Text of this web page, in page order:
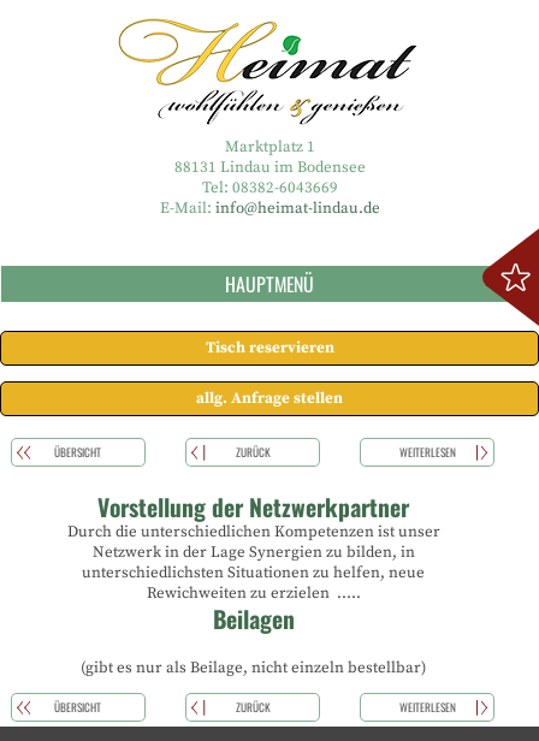
Marktplatz 1
88131 Lindau im Bodensee
Tel: 08382-6043669
E-Mail: info@heimat-lindau.de
HAUPTMENÜ
Tisch reservieren
allg. Anfrage stellen
ÜBERSICHT ZURÜCK WEITERLESEN
Vorstellung der Netzwerkpartner
Durch die unterschiedlichen Kompetenzen ist unser
Netzwerk in der Lage Synergien zu bilden, in
unterschiedlichsten Situationen zu helfen, neue
Rewichweiten zu erzielen .....
Beilagen
(gibt es nur als Beilage, nicht einzeln bestellbar)
ÜBERSICHT ZURÜCK WEITERLESEN